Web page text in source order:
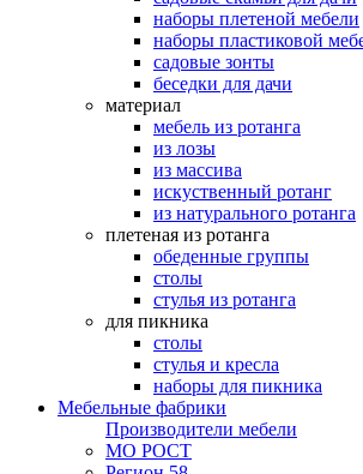
наборы плетеной мебели
наборы пластиковой
садовые зонты
беседки для дачи
материал
мебель из ротанга
из лозы
из массива
искуственный ротанг
из натурального ротанга
плетеная из ротанга
обеденные группы
столы
стулья из ротанга
для пикника
столы
стулья и кресла
наборы для пикника
Мебельные фабрики
Производители мебели
МО РОСТ